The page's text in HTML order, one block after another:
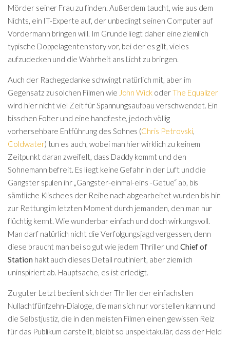
Mörder seiner Frau zu finden. Außerdem taucht, wie aus dem
Nichts, ein IT-Experte auf, der unbedingt seinen Computer auf
Vordermann bringen will. Im Grunde liegt daher eine ziemlich
typische Doppelagentenstory vor, bei der es gilt, vieles
aufzudecken und die Wahrheit ans Licht zu bringen.
Auch der Rachegedanke schwingt natürlich mit, aber im
Gegensatz zu solchen Filmen wie John Wick oderThe Equalizer
wird hier nicht viel Zeit für Spannungsaufbau verschwendet. Ein
bisschen Folter und eine handfeste, jedoch völlig
vorhersehbare Entführung des Sohnes (Chris Petrovski,
Coldwater) tun es auch, wobei man hier wirklich zu keinem
Zeitpunkt daran zweifelt, dass Daddy kommt und den
Sohnemann befreit. Es liegt keine Gefahr in der Luft und die
Gangster spulen ihr „Gangster-einmal-eins -Getue“ ab, bis
sämtliche Klischees der Reihe nach abgearbeitet wurden bis hin
zur Rettung im letzten Moment durch jemanden, den man nur
flüchtig kennt. Wie wunderbar einfach und doch wirkungsvoll.
Man darf natürlich nicht die Verfolgungsjagd vergessen, denn
diese braucht man bei so gut wie jedem Thriller und Chief of
Station hakt auch dieses Detail routiniert, aber ziemlich
uninspiriert ab. Hauptsache, es ist erledigt.
Zu guter Letzt bedient sich der Thriller der einfachsten
Nullachtfünfzehn-Dialoge, die man sich nur vorstellen kann und
die Selbstjustiz, die in den meisten Filmen einen gewissen Reiz
für das Publikum darstellt, bleibt so unspektakulär, dass der Held